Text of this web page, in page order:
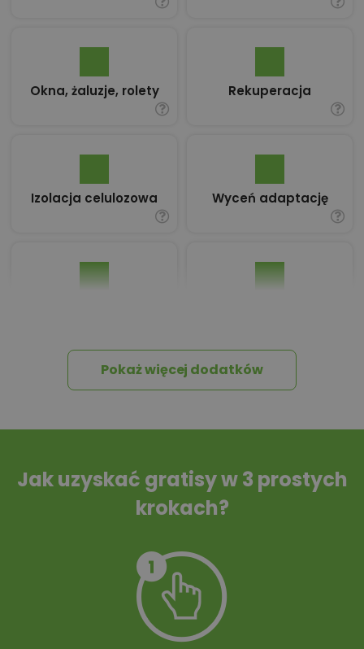
Okna, żaluzje, rolety Rekuperacja
Izolacja celulozowa Wyceń adaptację
Tablica informacyjna
Przydomowa
10 projektów małej
Pokaż więcej dodatków
Jak uzyskać gratisy w 3 prostych
krokach?